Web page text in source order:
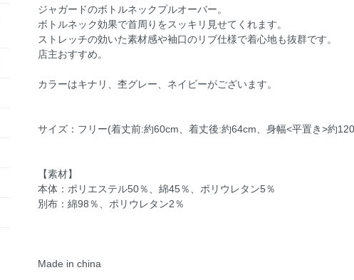
ジャガードのボトルネックプルオーバー。
ボトルネック効果で首周りをスッキリ見せてくれます。
ストレッチの効いた素材感や袖口のリブ仕様で着心地も抜群です。
店主おすすめ。
カラーはキナリ、杢グレー、ネイビーがございます。
サイズ：フリー(着丈前:約60cm、着丈後:約64cm、身幅<平置き>約
【素材】
本体：ポリエステル50％、綿45％、ポリウレタン5％
別布：綿98％、ポリウレタン2％
Made in china